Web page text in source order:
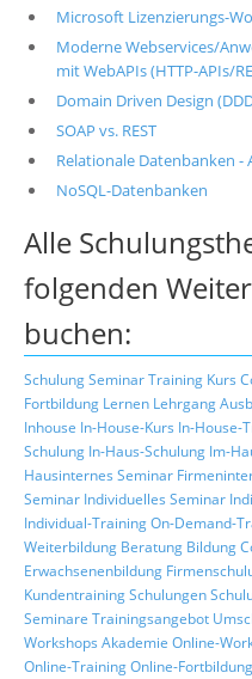
Microsoft Lizenzierungs-
Moderne Webservices/
mit WebAPIs (HTTP-APIs/
Domain Driven Design
SOAP vs. REST
Relationale Datenbanken -
NoSQL-Datenbanken
Alle
folgenden
buchen:
SchulungSeminarTraining Kurs
Fortbildung Lernen Lehrgang
Inhouse In-House-Kurs In-House-
Schulung In-Haus-Schulung Im-
Hausinternes Seminar
Seminar Individuelles Seminar
Individual-TrainingOn-Demand-
Weiterbildung Beratung Bildung
Erwachsenenbildung
KundentrainingSchulungen
Seminare Trainingsangebot
Workshops Akademie Online-
Online-TrainingOnline-Fortbildung